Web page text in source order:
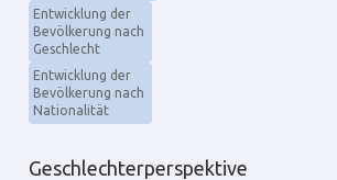
Entwicklung der
Bevölkerung nach
Geschlecht
Entwicklung der
Bevölkerung nach
Nationalität
Geschlechterperspektive